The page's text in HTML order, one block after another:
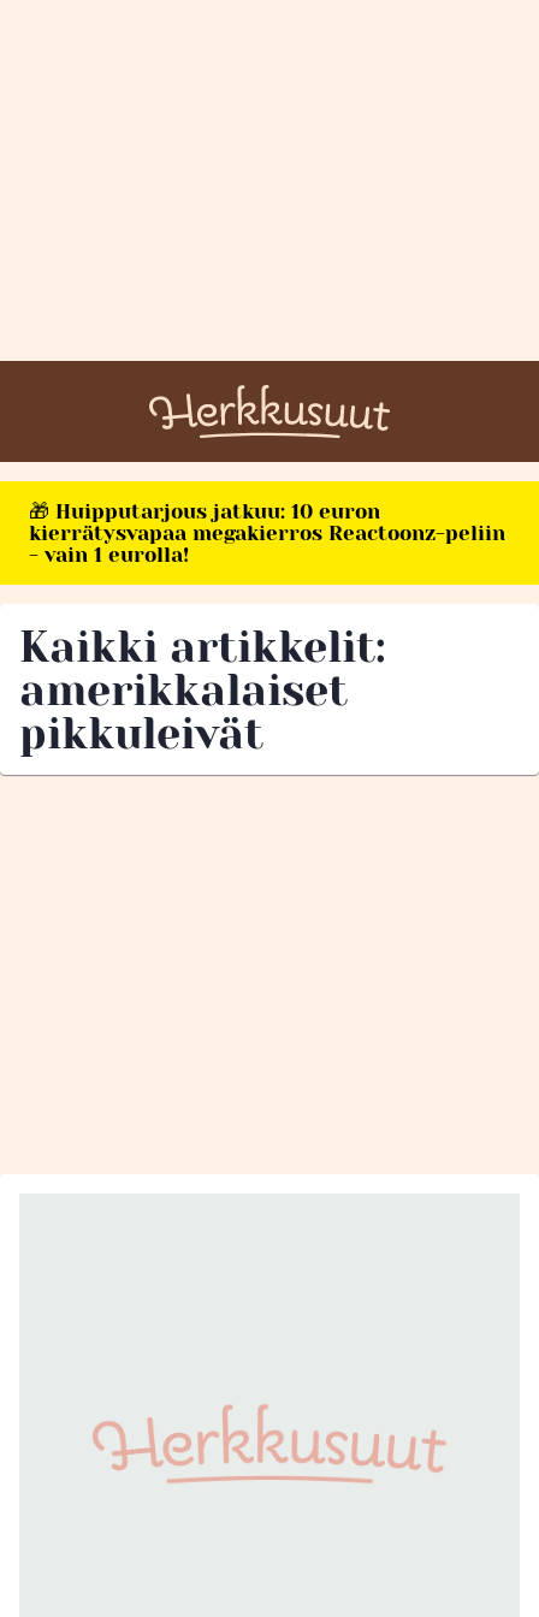
🎁 Huipputarjous jatkuu: 10 euron
kierrätysvapaa megakierros Reactoonz-peliin
- vain 1 eurolla!
Kaikki artikkelit:
amerikkalaiset
pikkuleivät